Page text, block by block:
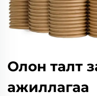
Олон талт
ажиллагаа